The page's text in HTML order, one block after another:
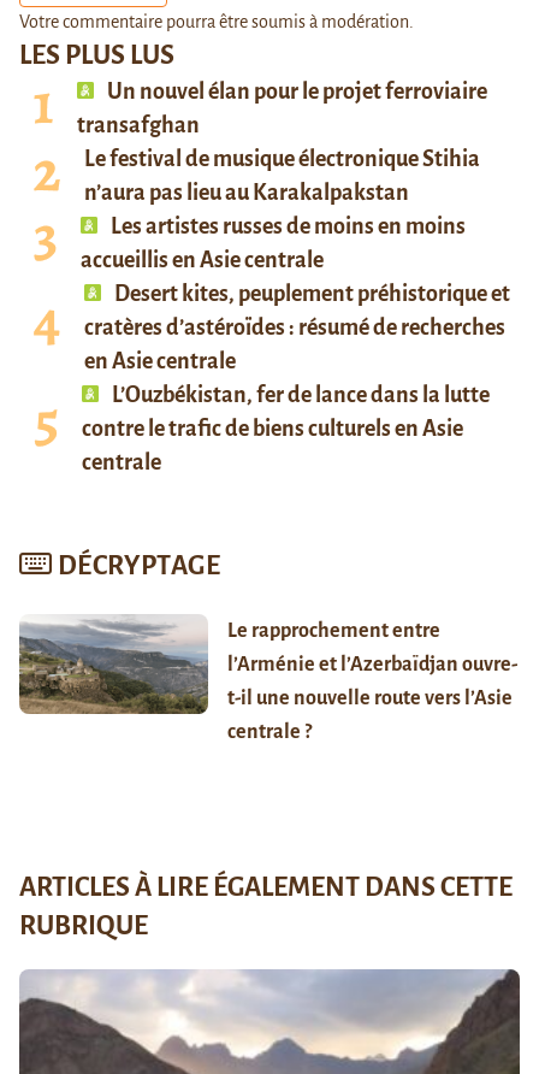
LES PLUS LUS
Un nouvel élan pour le projet ferroviaire
transafghan
Le festival de musique électronique Stihia
n’aura pas lieu au Karakalpakstan
Les artistes russes de moins en moins
accueillis en Asie centrale
Desert kites, peuplement préhistorique et
cratères d’astéroïdes : résumé de recherches
en Asie centrale
L’Ouzbékistan, fer de lance dans la lutte
contre le trafic de biens culturels en Asie
centrale
DÉCRYPTAGE
Le rapprochement entre
l’Arménie et l’Azerbaïdjan ouvre-
t-il une nouvelle route vers l’Asie
centrale ?
Votre commentaire pourra être soumis à modération.
ARTICLES À LIRE ÉGALEMENT DANS CETTE
RUBRIQUE